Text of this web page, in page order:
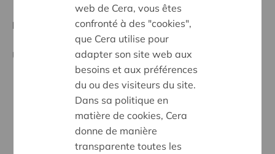
PUBLICITÉ
Une part E est une part coopérative ordinaire.
Elle donne droit à la perspective d'un dividende
coopératif (non garanti), calculé sur le capital
nominal de 50 euros par part.
En cas de démission avec ses parts E, le
coopérateur a droit à un remboursement dont le
web de Cera, vous êtes
confronté à des "cookies",
que Cera utilise pour
adapter son site web aux
besoins et aux préférences
du ou des visiteurs du site.
Dans sa politique en
matière de cookies, Cera
donne de manière
transparente toutes les